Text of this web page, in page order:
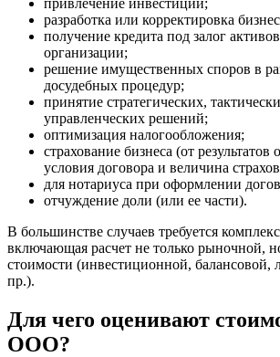
разработка или корректировка
получение кредита под залог
организации;
решение имущественных споров в
досудебных процедур;
принятие стратегических,
управленческих решений;
оптимизация налогообложения;
страхование бизнеса (от результатов
условия договора и величина
для нотариуса при оформлении
отчуждение доли (или ее части).
В большинстве случаев требуется
включающая расчет не только рыночной,
стоимости (инвестиционной, балансовой,
пр.).
Для чего оценивают
ООО?
Брянск
Бугульма
Бугуруслан
Бузулук
Буйнакск
Бутурлиновка
Валдай
Валуйки
Великие Луки
Великий Устюг
Вельск
Верещагино
Верхняя Пышма
Верхняя Салда